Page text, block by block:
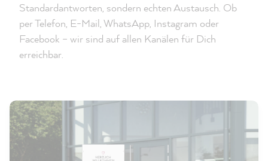
Standardantworten, sondern echten Austausch. Ob
per Telefon, E-Mail, WhatsApp, Instagram oder
Facebook – wir sind auf allen Kanälen für Dich
erreichbar.